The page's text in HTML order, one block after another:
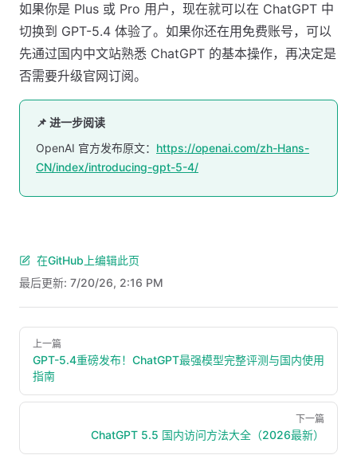
如果你是 Plus 或 Pro 用户，现在就可以在 ChatGPT 中
切换到 GPT-5.4 体验了。如果你还在用免费账号，可以
先通过国内中文站熟悉 ChatGPT 的基本操作，再决定是
否需要升级官网订阅。
📌 进一步阅读
OpenAI 官方发布原文： https://openai.com/zh-Hans-
CN/index/introducing-gpt-5-4/
在GitHub上编辑此页
最后更新: 7/20/26, 2:16 PM
Pager
上一篇
GPT-5.4重磅发布！ChatGPT最强模型完整评测与国内使用
指南
下一篇
ChatGPT 5.5 国内访问方法大全（2026最新）